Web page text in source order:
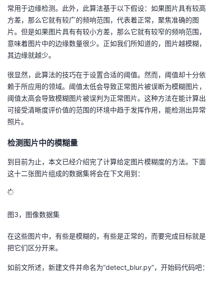
常用于边缘检测。此外，此算法基于以下假设：如果图片具有较高
方差，那么它就有较广的频响范围，代表着正常，聚焦准确的图
片。但是如果图片具有有较小方差，那么它就有较窄的频响范围，
意味着图片中的边缘数量很少。正如我们所知道的，图片越模糊，
其边缘就越少。
很显然，此算法的技巧在于设置合适的阈值。然而，阈值却十分依
赖于所应用的领域。阈值太低会导致正常图片被误断为模糊图片，
阈值太高会导致模糊图片被误判为正常图片。这种方法在能计算出
可接受清晰度评价值的范围的环境中趋于发挥作用，能检测出异常
照片。
检测图片中的模糊量
到目前为止，本文已经介绍完了计算给定图片模糊度的方法。下面
这十二张图片组成的数据集将会在下文用到：
图3，图像数据集
在这些图片中，有些是模糊的，有些是正常的，而要完成目标就是
把它们区分开来。
如前文所述，新建文件并命名为”detect_blur.py”，开始码代码吧：